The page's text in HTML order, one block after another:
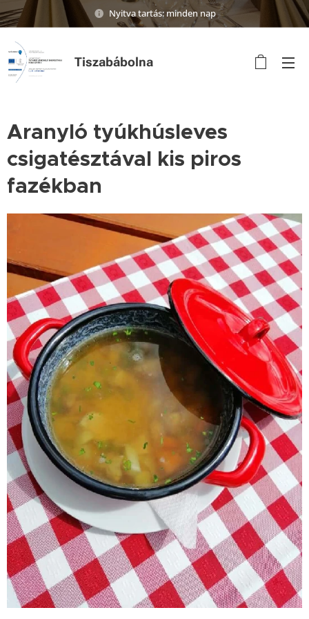
Nyitva tartás: minden nap
Tiszabábolna
Aranyló tyúkhúsleves
csigatésztával kis piros
fazékban